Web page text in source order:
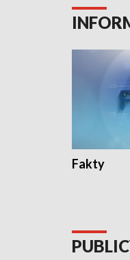
Pologne
Fakty